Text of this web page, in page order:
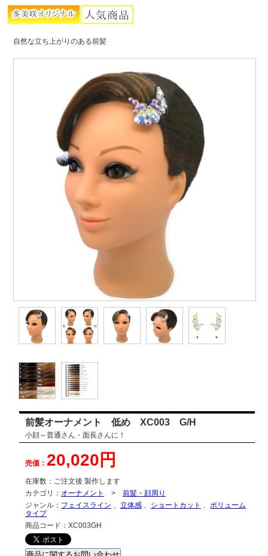
自然な立ち上がりのある前髪
前髪オーナメント 低め XC003 G/H
小顔～普通さん・面長さんに！
売価： 20,020円
在庫数： ご注文後 製作します
カテゴリ： オーナメント > 前髪・顔周り
ジャンル： フェイスライン 、 立体感 、 ショートカット 、 ボリューム
タイプ
商品コード： XC003GH